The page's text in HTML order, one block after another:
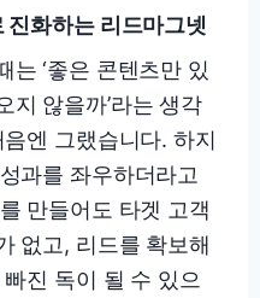
진화하는 리드마그넷
는 ‘좋은 콘텐츠만 있
지 않을까’라는 생각
엔 그랬습니다. 하지
과를 좌우하더라고
만들어도 타겟 고객
없고, 리드를 확보해
진 독이 될 수 있으